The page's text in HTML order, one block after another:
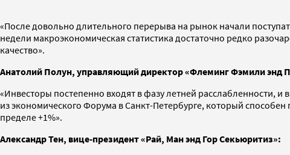
«После довольно длительного перерыва на рынок начали
недели макроэкономическая статистика достаточно редко
качество».
Анатолий Полун, управляющий директор «Флеминг Фэмили энд
«Инвесторы постепенно входят в фазу летней расслабленности,
из экономического Форума в Санкт-Петербурге, который
пределе +1%».
Александр Тен, вице-президент «Рай, Ман энд Гор Секьюритиз»: